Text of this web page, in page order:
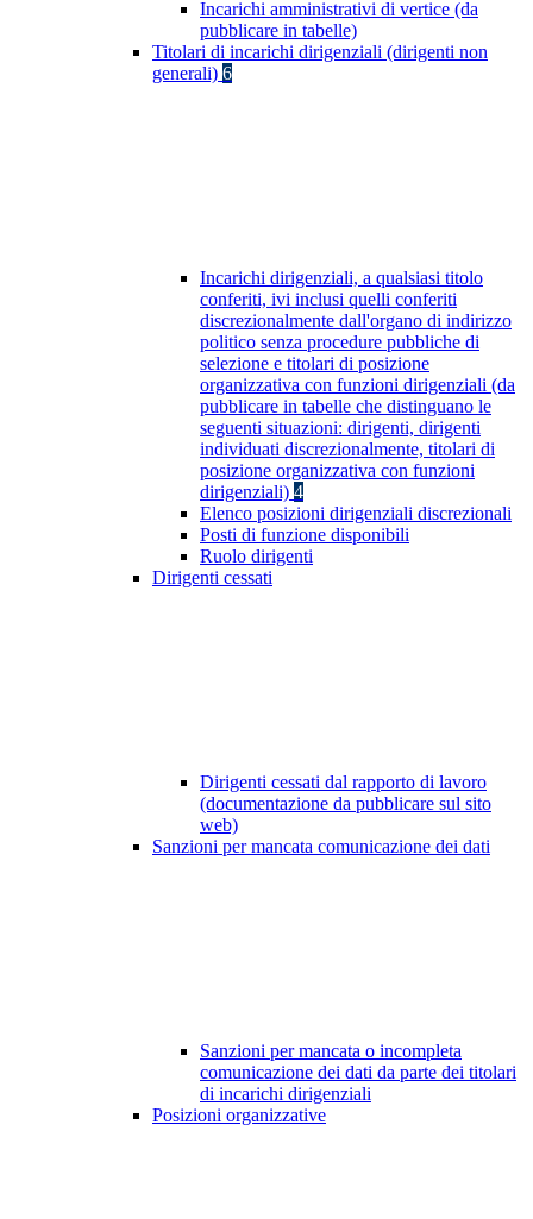
Incarichi amministrativi di vertice (da
pubblicare in tabelle)
Titolari di incarichi dirigenziali (dirigenti non
generali) 6
Incarichi dirigenziali, a qualsiasi titolo
conferiti, ivi inclusi quelli conferiti
discrezionalmente dall'organo di indirizzo
politico senza procedure pubbliche di
selezione e titolari di posizione
organizzativa con funzioni dirigenziali (da
pubblicare in tabelle che distinguano le
seguenti situazioni: dirigenti, dirigenti
individuati discrezionalmente, titolari di
posizione organizzativa con funzioni
dirigenziali) 4
Elenco posizioni dirigenziali discrezionali
Posti di funzione disponibili
Ruolo dirigenti
Dirigenti cessati
Dirigenti cessati dal rapporto di lavoro
(documentazione da pubblicare sul sito
web)
Sanzioni per mancata comunicazione dei dati
Sanzioni per mancata o incompleta
comunicazione dei dati da parte dei titolari
di incarichi dirigenziali
Posizioni organizzative